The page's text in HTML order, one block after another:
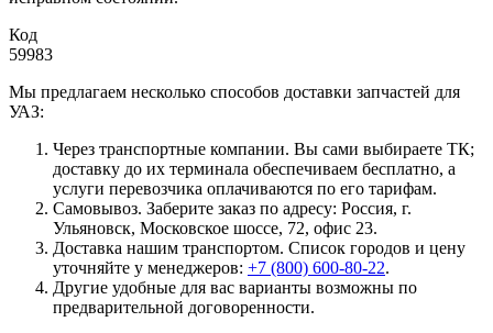
Код
59983
Мы предлагаем несколько способов доставки запчастей для
УАЗ:
Через транспортные компании. Вы сами выбираете ТК;
доставку до их терминала обеспечиваем бесплатно, а
услуги перевозчика оплачиваются по его тарифам.
Самовывоз. Заберите заказ по адресу: Россия, г.
Ульяновск, Московское шоссе, 72, офис 23.
Доставка нашим транспортом. Список городов и цену
уточняйте у менеджеров: +7 (800) 600-80-22.
Другие удобные для вас варианты возможны по
предварительной договоренности.